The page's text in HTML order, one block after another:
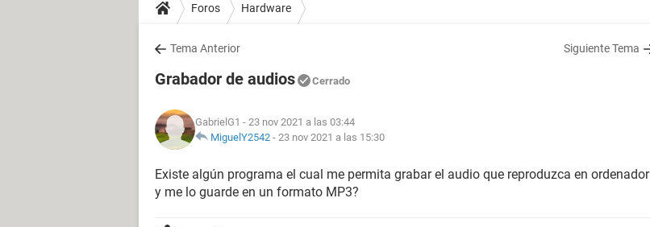
Foros Hardware
Tema Anterior Siguiente Tema
Grabador de audios Cerrado
GabrielG1 - 23 nov 2021 a las 03:44
MiguelY2542 - 23 nov 2021 a las 15:30
Existe algún programa el cual me permita grabar el audio que reproduzca en ordenador
y me lo guarde en un formato MP3?